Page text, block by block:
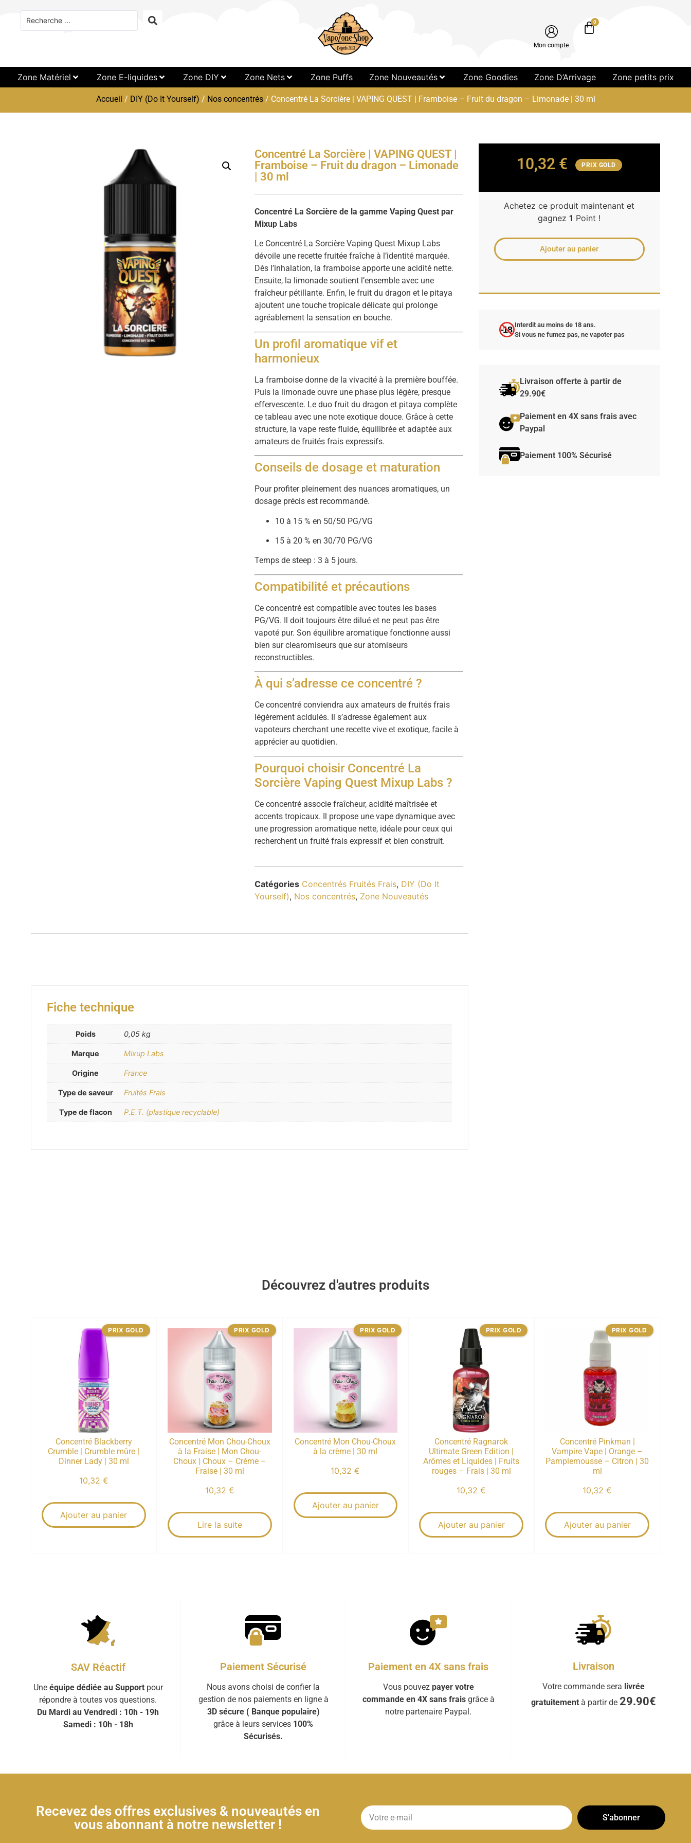
Mon compte
0
Zone Matériel Zone E-liquides Zone DIY Zone Nets Zone Puffs Zone Nouveautés Zone Goodies Zone D’Arrivage Zone petits prix
Accueil / DIY (Do It Yourself) / Nos concentrés/ Concentré La Sorcière | VAPING QUEST | Framboise – Fruit du dragon – Limonade | 30 ml
Concentré La Sorcière | VAPING QUEST |
Framboise – Fruit du dragon – Limonade
| 30 ml
Concentré La Sorcière de la gamme Vaping Quest par
Mixup Labs
Le Concentré La Sorcière Vaping Quest Mixup Labs
dévoile une recette fruitée fraîche à l’identité marquée.
Dès l’inhalation, la framboise apporte une acidité nette.
Ensuite, la limonade soutient l’ensemble avec une
fraîcheur pétillante. Enfin, le fruit du dragon et le pitaya
ajoutent une touche tropicale délicate qui prolonge
agréablement la sensation en bouche.
Un profil aromatique vif et
harmonieux
La framboise donne de la vivacité à la première bouffée.
Puis la limonade ouvre une phase plus légère, presque
effervescente. Le duo fruit du dragon et pitaya complète
ce tableau avec une note exotique douce. Grâce à cette
structure, la vape reste fluide, équilibrée et adaptée aux
amateurs de fruités frais expressifs.
Conseils de dosage et maturation
Pour profiter pleinement des nuances aromatiques, un
dosage précis est recommandé.
10 à 15 % en 50/50 PG/VG
15 à 20 % en 30/70 PG/VG
Temps de steep : 3 à 5 jours.
Compatibilité et précautions
Ce concentré est compatible avec toutes les bases
PG/VG. Il doit toujours être dilué et ne peut pas être
vapoté pur. Son équilibre aromatique fonctionne aussi
bien sur clearomiseurs que sur atomiseurs
reconstructibles.
À qui s’adresse ce concentré ?
Ce concentré conviendra aux amateurs de fruités frais
légèrement acidulés. Il s’adresse également aux
vapoteurs cherchant une recette vive et exotique, facile à
apprécier au quotidien.
Pourquoi choisir Concentré La
Sorcière Vaping Quest Mixup Labs ?
Ce concentré associe fraîcheur, acidité maîtrisée et
accents tropicaux. Il propose une vape dynamique avec
une progression aromatique nette, idéale pour ceux qui
recherchent un fruité frais expressif et bien construit.
Catégories Concentrés Fruités Frais, DIY (Do It
Yourself), Nos concentrés, Zone Nouveautés
Fiche technique
Poids 0,05 kg
Marque Mixup Labs
Origine France
Type de saveur Fruités Frais
Type de flacon P.E.T. (plastique recyclable)
10,32 € PRIX GOLD
Achetez ce produit maintenant et
gagnez1 Point !
Ajouter au panier
-18 Interdit au moins de 18 ans.
Si vous ne fumez pas, ne vapoter pas
Livraison offerte à partir de
29.90€
Paiement en 4X sans frais avec
Paypal
Paiement 100% Sécurisé
Découvrez d'autres produits
Concentré Blackberry
Crumble | Crumble mûre |
Dinner Lady | 30 ml
10,32 €
Ajouter au panier
PRIX GOLD
Concentré Mon Chou-Choux
à la Fraise | Mon Chou-
Choux | Choux – Crème –
Fraise | 30 ml
10,32 €
Lire la suite
PRIX GOLD
Concentré Mon Chou-Choux
à la crème | 30 ml
10,32€
Ajouter au panier
PRIX GOLD
Concentré Ragnarok
Ultimate Green Edition |
Arômes et Liquides | Fruits
rouges – Frais | 30 ml
10,32€
Ajouter au panier
PRIX GOLD
Concentré Pinkman |
Vampire Vape | Orange –
Pamplemousse – Citron | 30
ml
10,32€
Ajouter au panier
PRIX GOLD
SAV Réactif
Une équipe dédiée au Supportpour
répondre à toutes vos questions.
Du Mardi au Vendredi : 10h - 19h
Samedi : 10h - 18h
Paiement Sécurisé
Nous avons choisi de confier la
gestion de nos paiements en ligne à
3D sécure ( Banque populaire)
grâce à leurs services 100%
Sécurisés.
Paiement en 4X sans frais
Vous pouvez payer votre
commande en 4X sans fraisgrâce à
notre partenaire Paypal.
Livraison
Votre commande sera livrée
gratuitementà partir de 29.90€
Recevez des offres exclusives & nouveautés en
vous abonnant à notre newsletter !
S'abonner